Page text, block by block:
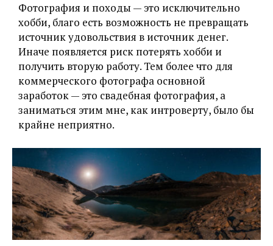
Фотография и походы — это исключительно
хобби, благо есть возможность не превращать
источник удовольствия в источник денег.
Иначе появляется риск потерять хобби и
получить вторую работу. Тем более что для
коммерческого фотографа основной
заработок — это свадебная фотография, а
заниматься этим мне, как интроверту, было бы
крайне неприятно.